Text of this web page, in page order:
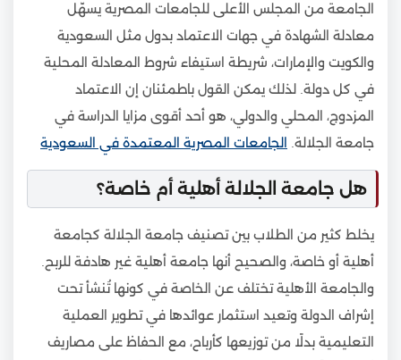
الجامعة من المجلس الأعلى للجامعات المصرية يسهّل
معادلة الشهادة في جهات الاعتماد بدول مثل السعودية
والكويت والإمارات، شريطة استيفاء شروط المعادلة المحلية
في كل دولة. لذلك يمكن القول باطمئنان إن الاعتماد
المزدوج، المحلي والدولي، هو أحد أقوى مزايا الدراسة في
جامعة الجلالة.
الجامعات المصرية المعتمدة في السعودية
هل جامعة الجلالة أهلية أم خاصة؟
يخلط كثير من الطلاب بين تصنيف جامعة الجلالة كجامعة
أهلية أو خاصة، والصحيح أنها جامعة أهلية غير هادفة للربح.
والجامعة الأهلية تختلف عن الخاصة في كونها تُنشأ تحت
إشراف الدولة وتعيد استثمار عوائدها في تطوير العملية
التعليمية بدلًا من توزيعها كأرباح، مع الحفاظ على مصاريف